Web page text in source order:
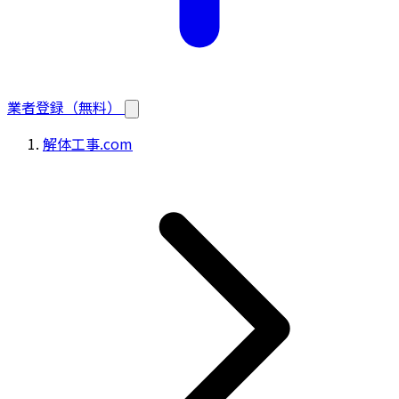
業者登録（無料）
解体工事.com